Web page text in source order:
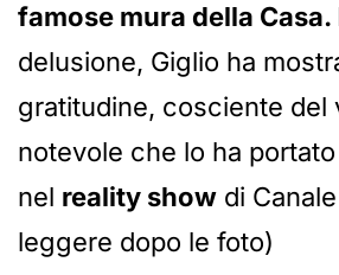
famose mura della Casa.
delusione, Giglio ha
gratitudine, cosciente del
notevole che lo ha
nel reality show di
leggere dopo le foto)